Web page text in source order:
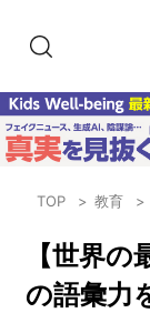
TOP 教育
【世界
の語彙力